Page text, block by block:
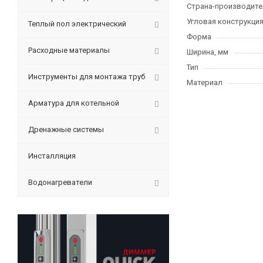
Страна-
Угловая конструкция
Форма
Ширина, мм
Тип
Материал
Теплый пол электрический
Расходные материалы
Инструменты для монтажа труб
Арматура для котельной
Дренажные системы
Инсталляция
Водонагреватели